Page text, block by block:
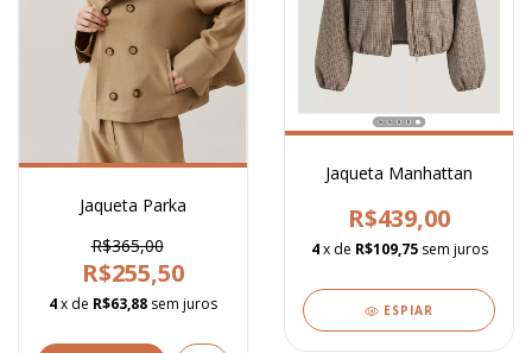
Jaqueta Parka
R$365,00
R$255,50
4x de R$63,88 sem juros
Jaqueta Manhattan
R$439,00
4 x de R$109,75 sem juros
ESPIAR